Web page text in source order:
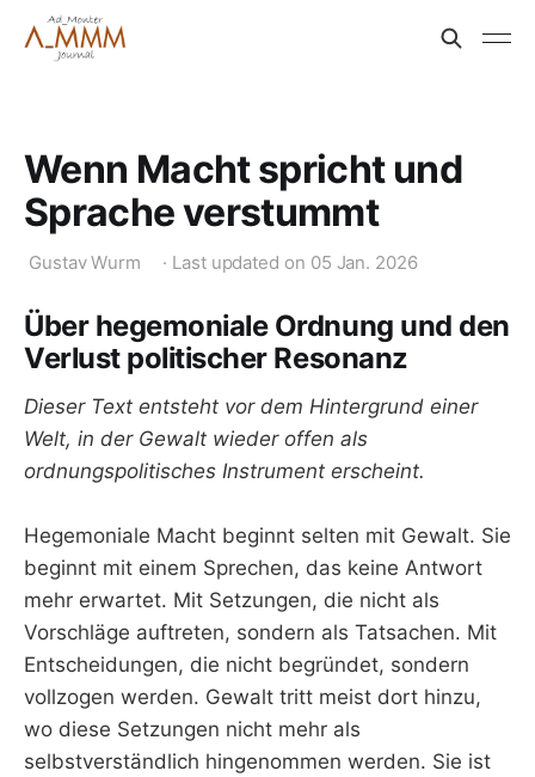
Wenn Macht spricht und
Sprache verstummt
Gustav Wurm · Last updated on 05 Jan. 2026
Über hegemoniale Ordnung und den
Verlust politischer Resonanz
Dieser Text entsteht vor dem Hintergrund einer
Welt, in der Gewalt wieder offen als
ordnungspolitisches Instrument erscheint.
Hegemoniale Macht beginnt selten mit Gewalt. Sie
beginnt mit einem Sprechen, das keine Antwort
mehr erwartet. Mit Setzungen, die nicht als
Vorschläge auftreten, sondern als Tatsachen. Mit
Entscheidungen, die nicht begründet, sondern
vollzogen werden. Gewalt tritt meist dort hinzu,
wo diese Setzungen nicht mehr als
selbstverständlich hingenommen werden. Sie ist